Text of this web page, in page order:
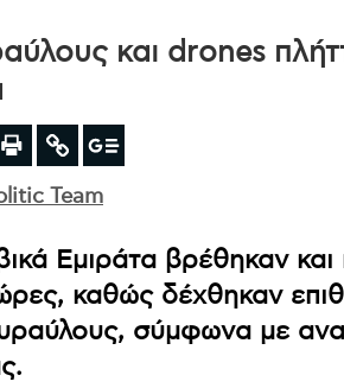
και drones
Team
Εμιράτα βρέθηκαν και
καθώς δέχθηκαν
σύμφωνα με